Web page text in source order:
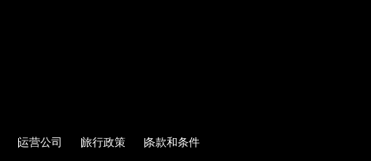
运营公司 旅行政策 条款和条件